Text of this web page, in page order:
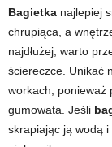
Bagietka najlepiej
chrupiąca, a
najdłużej, warto
ściereczce. Unikać
workach, ponieważ
gumowata. Jeśli
skrapiając ją wodą